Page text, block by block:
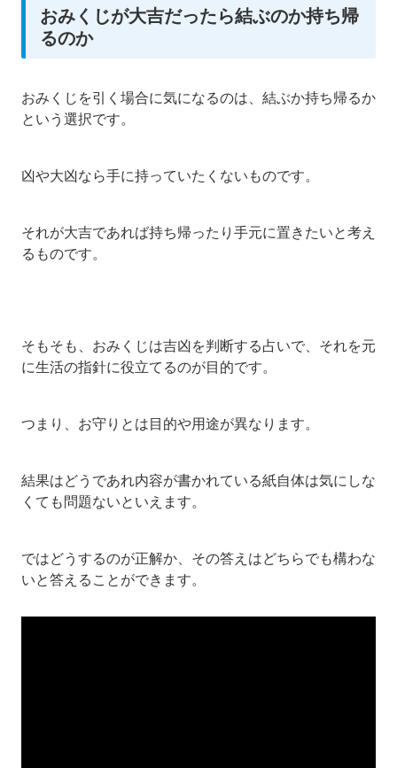
おみくじが大吉だったら結ぶのか持ち帰
るのか
おみくじを引く場合に気になるのは、結ぶか持ち帰るか
という選択です。
凶や大凶なら手に持っていたくないものです。
それが大吉であれば持ち帰ったり手元に置きたいと考え
るものです。
そもそも、おみくじは吉凶を判断する占いで、それを元
に生活の指針に役立てるのが目的です。
つまり、お守りとは目的や用途が異なります。
結果はどうであれ内容が書かれている紙自体は気にしな
くても問題ないといえます。
ではどうするのが正解か、その答えはどちらでも構わな
いと答えることができます。